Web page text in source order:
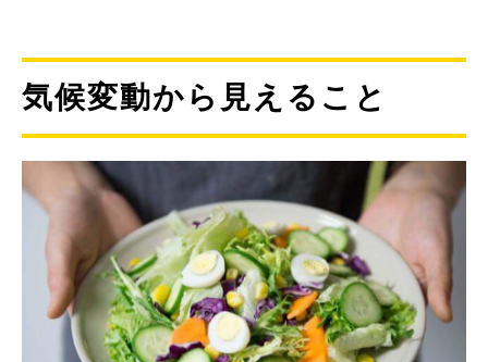
気候変動から見えること